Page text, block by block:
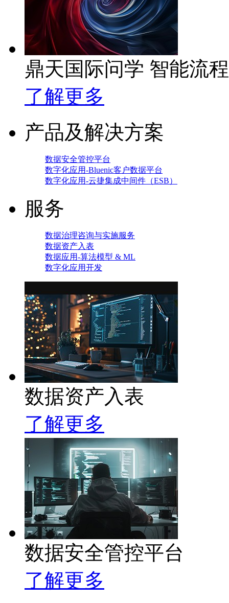
鼎天国际问学 智能流
了解更多
产品及解决方案
数据安全管控平台
数字化应用-Bluenic客户数据平台
数字化应用-云捷集成中间件（ESB）
服务
数据治理咨询与实施服务
数据资产入表
数据应用-算法模型 & ML
数字化应用开发
数据资产入表
了解更多
数据安全管控平台
了解更多